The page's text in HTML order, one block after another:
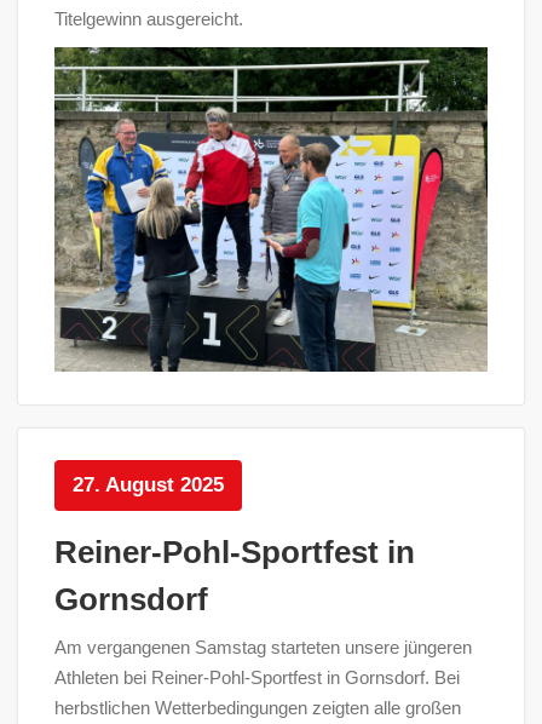
Titelgewinn ausgereicht.
27. August 2025
Reiner-Pohl-Sportfest in
Gornsdorf
Am vergangenen Samstag starteten unsere jüngeren
Athleten bei Reiner-Pohl-Sportfest in Gornsdorf. Bei
herbstlichen Wetterbedingungen zeigten alle großen